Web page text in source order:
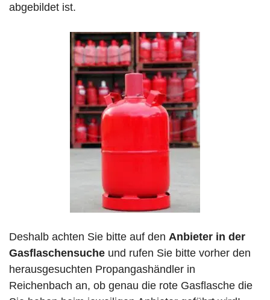
abgebildet ist.
Deshalb achten Sie bitte auf den Anbieter in der
Gasflaschensuche und rufen Sie bitte vorher den
herausgesuchten Propangashändler in
Reichenbach an, ob genau die rote Gasflasche die